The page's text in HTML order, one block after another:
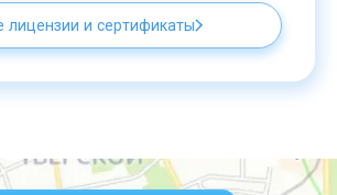
лицензии и сертификаты